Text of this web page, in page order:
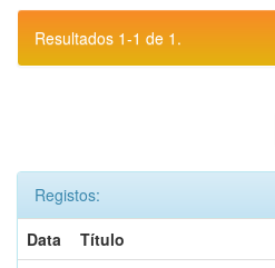
Resultados 1-1 de 1.
Registos:
Data
Título